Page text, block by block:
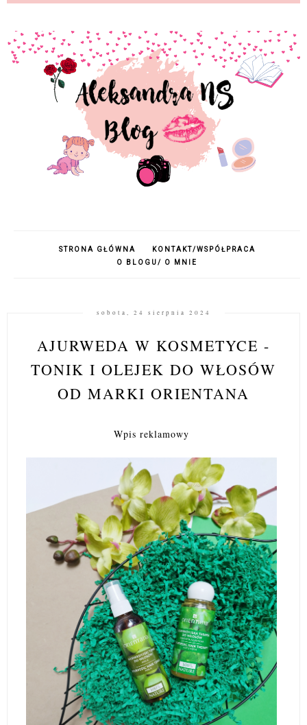
STRONA GŁÓWNA
KONTAKT/WSPÓŁPRACA
O BLOGU/ O MNIE
sobota, 24 sierpnia 2024
AJURWEDA W KOSMETYCE -
TONIK I OLEJEK DO WŁOSÓW
OD MARKI ORIENTANA
Wpis reklamowy